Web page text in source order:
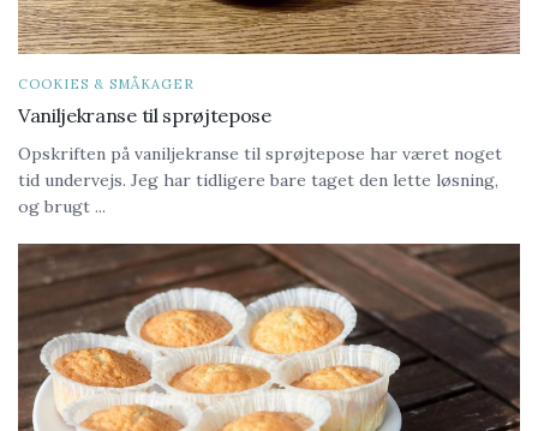
COOKIES & SMÅKAGER
Vaniljekranse til sprøjtepose
Opskriften på vaniljekranse til sprøjtepose har været noget
tid undervejs. Jeg har tidligere bare taget den lette løsning,
og brugt ...